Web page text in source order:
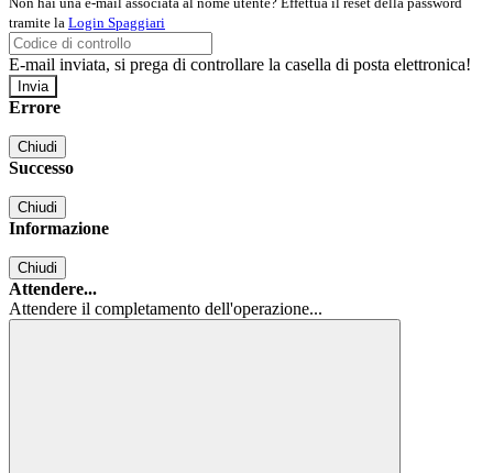
tramite la Login Spaggiari
E-mail inviata, si prega di controllare la casella di posta elettronica!
Errore
Chiudi
Successo
Chiudi
Informazione
Chiudi
Attendere...
Attendere il completamento dell'operazione...